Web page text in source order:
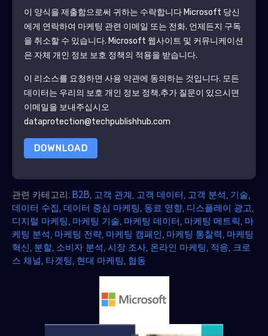
이 양식을 제출함으로써 귀하는 수락합니다 Microsoft 당신
에게 연락하여 마케팅 관련 이메일 또는 전화. 언제든지 구독
을 취소할 수 있습니다. Microsoft 웹사이트 및 커뮤니케이션
은 자체 개인 정보 보호 정책의 적용을 받습니다.
이 리소스를 요청하면 사용 약관에 동의하는 것입니다. 모든
데이터는 우리의 보호 개인 정보 정책.추가 질문이 있으시면
이메일을 보내주십시오
dataprotection@techpublishhub.com
DOWNLOAD
관련 카테고리: B2B 고객 관계 고객 데이터 고객 분석 기술
데이터 수집 데이터 중심 마케팅 동료 영향 디스플레이 광고
디지털 마케팅 마케팅 기술 마케팅 데이터 마케팅 메트릭 마
케팅 분석 마케팅 전략 마케팅 캠페인 마케팅 통찰력 마케팅
혁신 분할 소비자 분석 시장 조사 온라인 마케팅 적응 크로
스 채널 타겟팅 현대 마케팅 협동